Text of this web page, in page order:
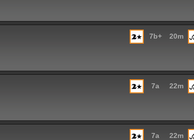
20m
7b+
22m
7a
22m
7a